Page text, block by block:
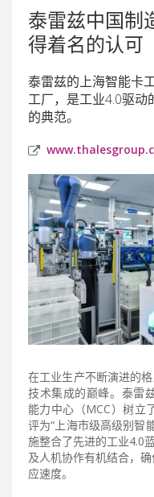
泰雷兹中国制
得着名的认可
泰雷兹的上海智能卡
工厂，是工业4.0驱动
的典范。
在工业生产不断演进的
技术集成的巅峰。泰雷
能力中心（MCC）树立
评为“上海市级高级别智
施整合了先进的工业4.0
及人机协作有机结合，
应速度。